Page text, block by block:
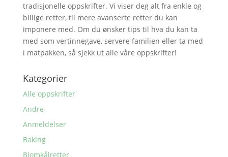
tradisjonelle oppskrifter. Vi viser deg alt fra enkle og
billige retter, til mere avanserte retter du kan
imponere med. Om du ønsker tips til hva du kan ta
med som vertinnegave, servere familien eller ta med
i matpakken, så sjekk ut alle våre oppskrifter!
Kategorier
Alle oppskrifter
Andre
Anmeldelser
Baking
Blomkålretter